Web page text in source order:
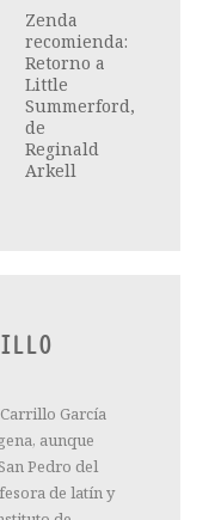
Zenda
recomienda:
Retorno a
Little
Summerford,
de
Reginald
Arkell
García
aunque
Pedro del
de latín y